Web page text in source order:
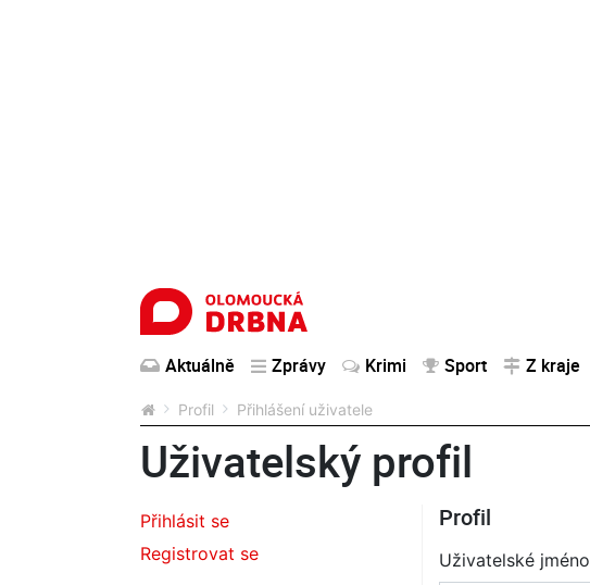
Aktuálně Zprávy Krimi Sport Z kraje
Profil Přihlášení uživatele
Uživatelský profil
Přihlásit se
Registrovat se
Profil
Uživatelské jméno